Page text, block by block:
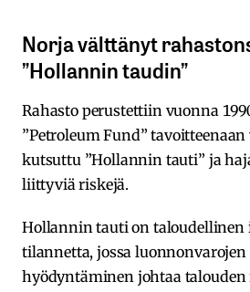
Norja välttänyt
”Hollannin taudin”
Rahasto perustettiin vuonna
”Petroleum Fund”
kutsuttu ”Hollannin tauti” ja
liittyviä riskejä.
Hollannin tauti on taloudellinen
tilannetta, jossa luonnonvarojen
hyödyntäminen johtaa